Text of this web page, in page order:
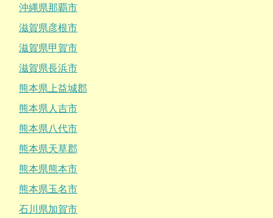
沖縄県那覇市
滋賀県彦根市
滋賀県甲賀市
滋賀県長浜市
熊本県上益城郡
熊本県人吉市
熊本県八代市
熊本県天草郡
熊本県熊本市
熊本県玉名市
石川県加賀市